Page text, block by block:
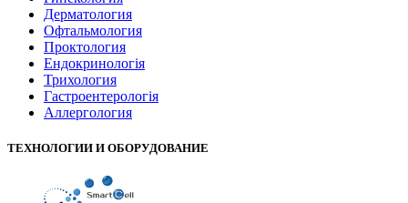
Дерматология
Офтальмология
Проктология
Ендокринологія
Трихология
Гастроентерологія
Аллергология
ТЕХНОЛОГИИ И ОБОРУДОВАНИЕ